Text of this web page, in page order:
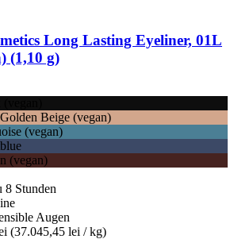
Long Lasting Eyeliner, 01L
(1,10 g)
Beige (vegan)
(vegan)
(vegan)
8 Stunden
Augen
(37.045,45 lei / kg)